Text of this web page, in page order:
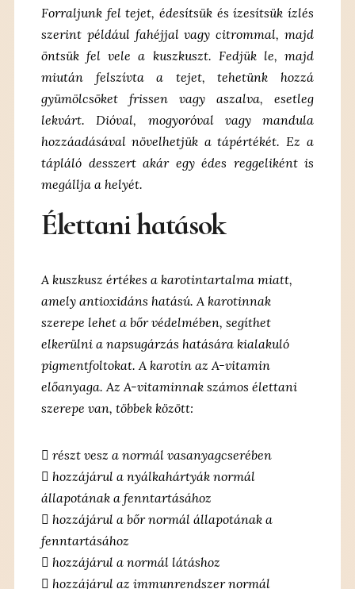
Forraljunk fel tejet, édesítsük és ízesítsük ízlés
szerint például fahéjjal vagy citrommal, majd
öntsük fel vele a kuszkuszt. Fedjük le, majd
miután felszívta a tejet, tehetünk hozzá
gyümölcsöket frissen vagy aszalva, esetleg
lekvárt. Dióval, mogyoróval vagy mandula
hozzáadásával növelhetjük a tápértékét. Ez a
tápláló desszert akár egy édes reggeliként is
megállja a helyét.
Élettani hatások
A kuszkusz értékes a karotintartalma miatt,
amely antioxidáns hatású. A karotinnak
szerepe lehet a bőr védelmében, segíthet
elkerülni a napsugárzás hatására kialakuló
pigmentfoltokat. A karotin az A-vitamin
előanyaga. Az A-vitaminnak számos élettani
szerepe van, többek között:
 részt vesz a normál vasanyagcserében
 hozzájárul a nyálkahártyák normál
állapotának a fenntartásához
 hozzájárul a bőr normál állapotának a
fenntartásához
 hozzájárul a normál látáshoz
 hozzájárul az immunrendszer normál